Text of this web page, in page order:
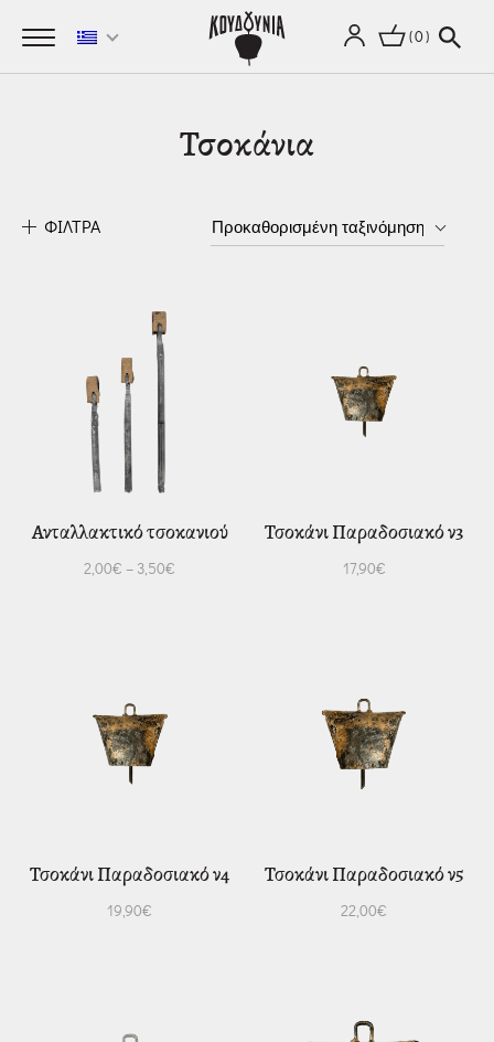
0
Τσοκάνια
ΦΙΛΤΡΑ
Ανταλλακτικό τσοκανιού
2,00€ – 3,50€
Τσοκάνι Παραδοσιακό ν3
17,90€
Τσοκάνι Παραδοσιακό ν4
19,90€
Τσοκάνι Παραδοσιακό ν5
22,00€